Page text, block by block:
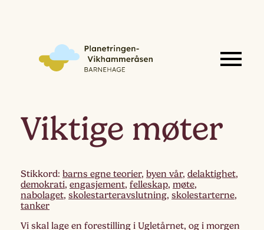
Viktige møter
Stikkord: barns egne teorier, byen vår, delaktighet,
demokrati, engasjement, felleskap, møte,
nabolaget, skolestarteravslutning, skolestarterne,
tanker
Vi skal lage en forestilling i Ugletårnet, og i morgen